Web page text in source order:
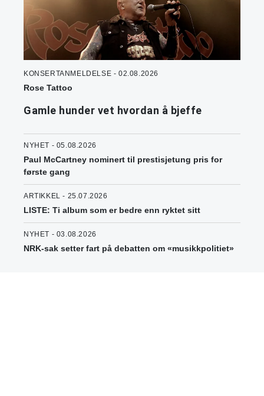
KONSERTANMELDELSE - 02.08.2026
Rose Tattoo
Gamle hunder vet hvordan å bjeffe
NYHET - 05.08.2026
Paul McCartney nominert til prestisjetung pris for
første gang
ARTIKKEL - 25.07.2026
LISTE: Ti album som er bedre enn ryktet sitt
NYHET - 03.08.2026
NRK-sak setter fart på debatten om «musikkpolitiet»